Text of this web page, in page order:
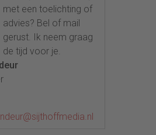
met een toelichting of
advies? Bel of mail
gerust. Ik neem graag
de tijd voor je.